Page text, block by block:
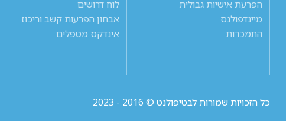
הפרעת אישיות גבולית
מיינדפולנס
התמכרות
לוח דרושים
אבחון הפרעות קשב וריכוז
אינדקס מטפלים
כל הזכויות שמורות לבטיפולנט © 2016 - 2023